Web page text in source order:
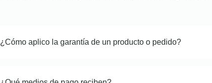
¿Cómo aplico la garantía de un producto o pedido?